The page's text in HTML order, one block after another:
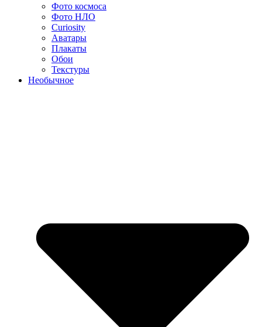
Фото космоса
Фото НЛО
Curiosity
Аватары
Плакаты
Обои
Текстуры
Необычное